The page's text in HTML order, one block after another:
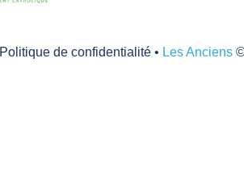
Politique de confidentialité • Les Anciens